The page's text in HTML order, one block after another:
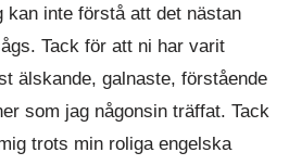
inte förstå att det nästan
Tack för att ni har varit
älskande, galnaste, förstående
som jag någonsin träffat. Tack
trots min roliga engelska